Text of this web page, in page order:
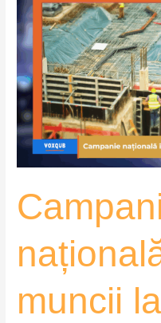
muncii
națională
împotriva
muncii
la
negru
–
VoxQub